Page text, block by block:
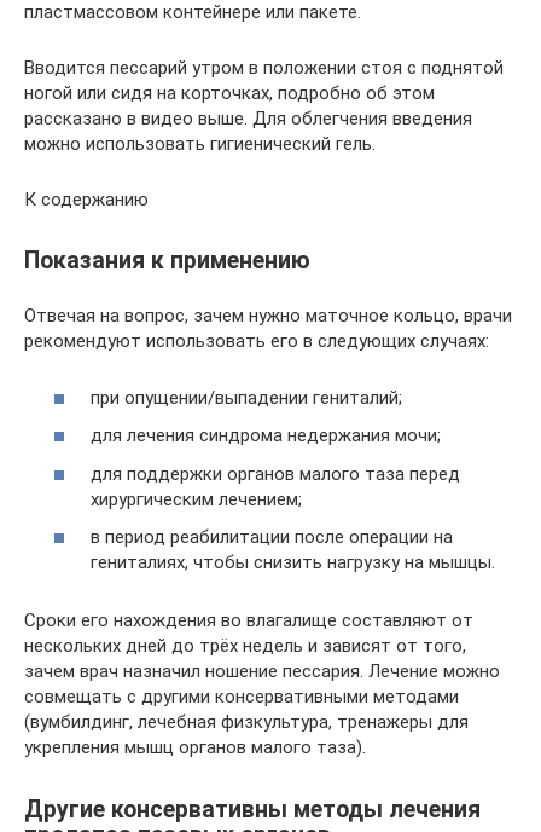
пластмассовом контейнере или пакете.
Вводится пессарий утром в положении стоя с поднятой
ногой или сидя на корточках, подробно об этом
рассказано в видео выше. Для облегчения введения
можно использовать гигиенический гель.
К содержанию
Показания к применению
Отвечая на вопрос, зачем нужно маточное кольцо, врачи
рекомендуют использовать его в следующих случаях:
при опущении/выпадении гениталий;
для лечения синдрома недержания мочи;
для поддержки органов малого таза перед
хирургическим лечением;
в период реабилитации после операции на
гениталиях, чтобы снизить нагрузку на мышцы.
Сроки его нахождения во влагалище составляют от
нескольких дней до трёх недель и зависят от того,
зачем врач назначил ношение пессария. Лечение можно
совмещать с другими консервативными методами
(вумбилдинг, лечебная физкультура, тренажеры для
укрепления мышц органов малого таза).
Другие консервативны методы лечения